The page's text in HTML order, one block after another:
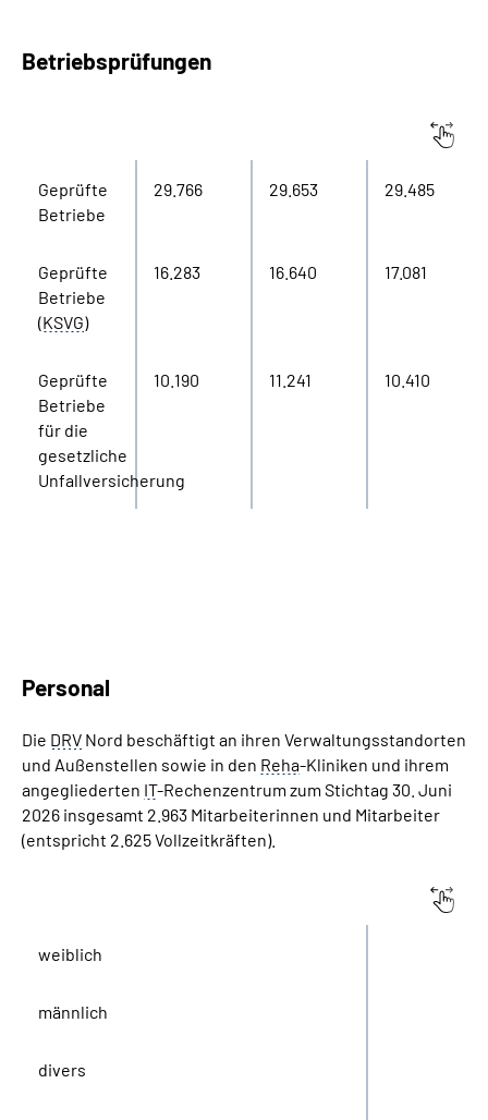
Betriebsprüfungen
Geprüfte
Betriebe
29.766 29.653 29.485
Geprüfte
Betriebe
(KSVG)
16.283 16.640 17.081
Geprüfte
Betriebe
für die
gesetzliche
Unfallversicherung
10.190 11.241 10.410
Personal
Die DRV Nord beschäftigt an ihren Verwaltungsstandorten
und Außenstellen sowie in den Reha-Kliniken und ihrem
angegliederten IT-Rechenzentrum zum Stichtag 30. Juni
2026 insgesamt 2.963 Mitarbeiterinnen und Mitarbeiter
(entspricht 2.625 Vollzeitkräften).
weiblich
männlich
divers